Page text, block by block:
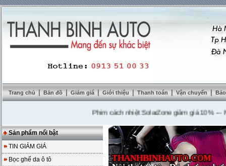
Trang chủ | Bản đồ | Giảm giá | Giới thiệu | Thanh toán | Vận chuyển |
Phim cách nhiệt SolarZone giảm giá 10%---Mua
Sản phẩm nổi bật
TIN GIẢM GIÁ
Bọc ghế da ô tô